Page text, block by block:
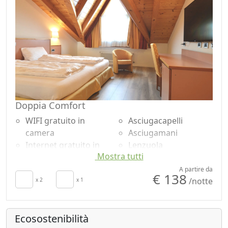
richiesta per
risparmio energetico
no monodose
Doppia Comfort
WIFI gratuito in
camera
Internet gratuito in
Colazione inclusa
TV in camera
Culla
Frigobar acceso su
Asciugacapelli
Asciugamani
Lenzuola
Armadio o
Scrivania
naturale
Mostra tutti
x 2 x 1
A partire da
€ 138 /notte
Ecosostenibilità